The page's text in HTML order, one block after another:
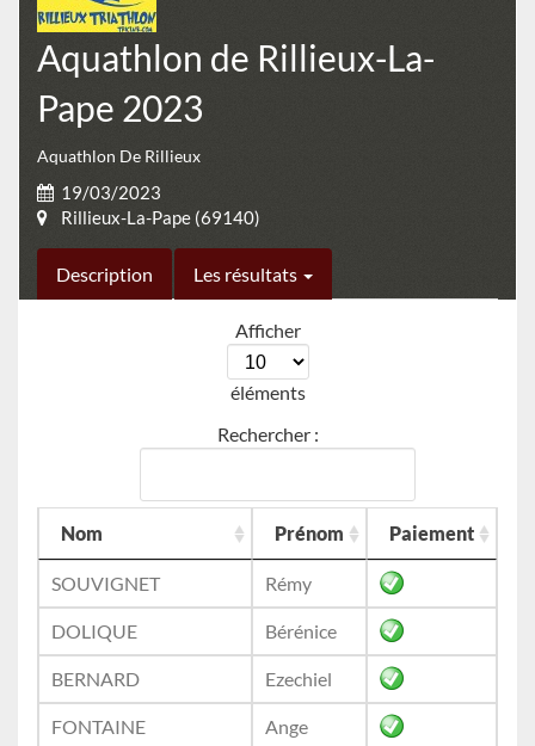
Aquathlon de Rillieux-La-
Pape 2023
Aquathlon De Rillieux
19/03/2023
Rillieux-La-Pape (69140)
Description Les résultats
Afficher
éléments
Rechercher :
Nom Prénom Paiement
SOUVIGNET Rémy
DOLIQUE Bérénice
BERNARD Ezechiel
FONTAINE Ange